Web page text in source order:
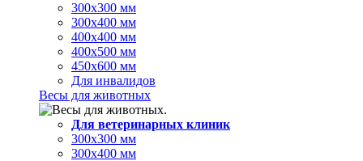
300х300 мм
300х400 мм
400х400 мм
400х500 мм
450х600 мм
Для инвалидов
Весы для животных
Для ветеринарных клиник
300х300 мм
300х400 мм